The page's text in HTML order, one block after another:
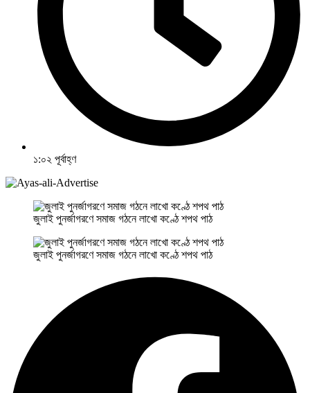
১:০২ পূর্বাহ্ণ
জুলাই পুনর্জাগরণে সমাজ গঠনে লাখো কণ্ঠে শপথ পাঠ
জুলাই পুনর্জাগরণে সমাজ গঠনে লাখো কণ্ঠে শপথ পাঠ